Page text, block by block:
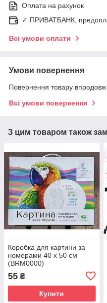
Оплата на рахунок
✓ ПРИВАТБАНК,
Всі умови оплати
Умови повернення
Повернення товару впродовж
Всі умови повернення
З цим товаром також
Коробка для картини за
номерами 40 х 50 см
(BRM0000)
55 ₴
Купити